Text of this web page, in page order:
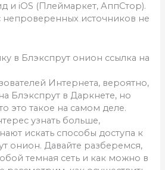
и iOS (Плеймаркет, АппСтор).
непроверенных источников не
в Блэкспрут онион ссылка на
Интернета, вероятно,
Блэкспрут в Даркнете, но
это такое на самом деле.
узнать больше,
искать способы доступа к
онион. Давайте разберемся,
темная сеть и как можно в